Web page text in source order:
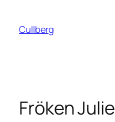
innehåll
Cullberg
Fröken Julie